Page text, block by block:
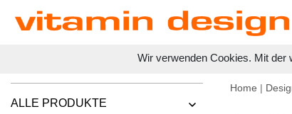
Wir verwenden Cookies. Mit der
ALLE PRODUKTE
Home |